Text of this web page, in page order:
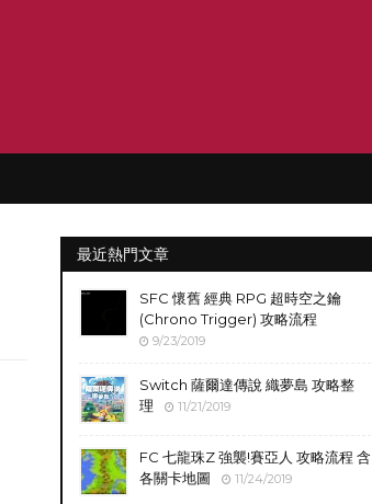
最近熱門文章
SFC 懷舊 經典 RPG 超時空之鑰
(Chrono Trigger) 攻略流程
9/23/2019
Switch 薩爾達傳說 織夢島 攻略整
理
11/21/2019
FC 七龍珠Z 強襲!賽亞人 攻略流程 含
各關卡地圖
11/24/2019